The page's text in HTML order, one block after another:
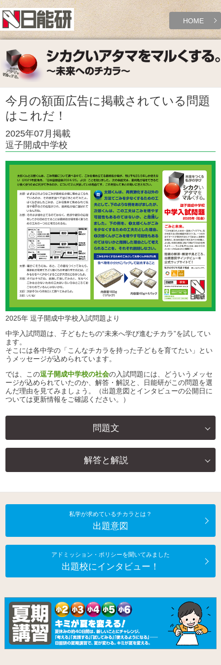
HOME
今月の額面広告に掲載されている問題
はこれだ！
2025年07月掲載
逗子開成中学校
2025年 逗子開成中学校入試問題より
中学入試問題は、子どもたちの“未来へ学び進むチカラ”を試してい
ます。
そこには各中学の「こんなチカラを持った子どもを育てたい」とい
うメッセージが込められています。
では、この逗子開成中学校の社会の入試問題には、どういうメッセ
ージが込められていたのか、解答・解説と、日能研がこの問題を選
んだ理由を見てみましょう。（出題意図とインタビューの公開日に
ついては更新情報をご確認ください。）
問題文
解答と解説
私学が求めているチカラとは？
出題意図
アドミッション・ポリシーを聞いてみました
出題校にインタビュー！